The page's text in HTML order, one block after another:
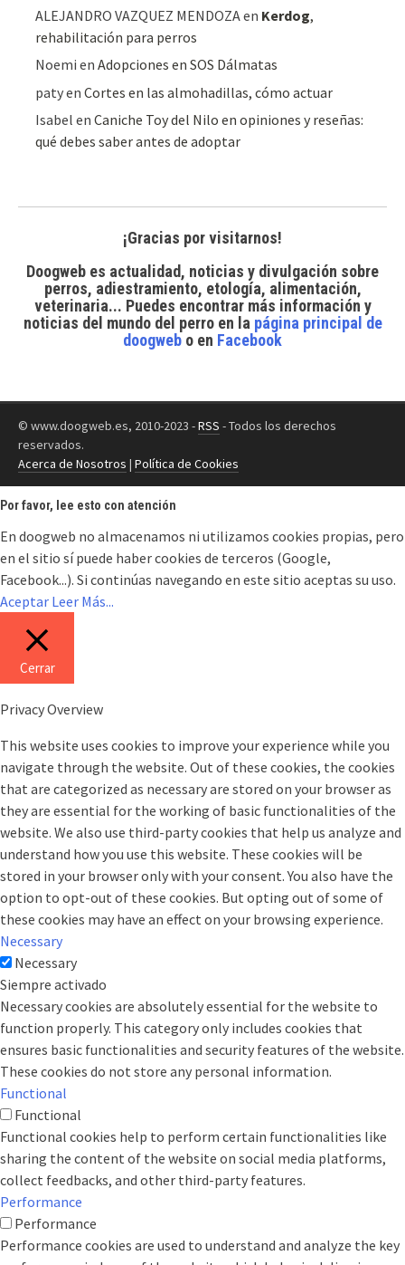
ALEJANDRO VAZQUEZ MENDOZAen Kerdog,
rehabilitación para perros
Noemi enAdopciones en SOS Dálmatas
patyenCortes en las almohadillas, cómo actuar
Isabel enCaniche Toy del Nilo en opiniones y reseñas:
qué debes saber antes de adoptar
¡Gracias por visitarnos!
Doogweb es actualidad, noticias y divulgación sobre
perros, adiestramiento, etología, alimentación,
veterinaria... Puedes encontrar más información y
noticias del mundo del perroen la página principal de
doogweb o en Facebook
© www.doogweb.es, 2010-2023 -RSS - Todos los derechos
reservados.
Acerca de Nosotros | Política de Cookies
Por favor, lee esto con atención
En doogweb no almacenamos ni utilizamos cookies propias, pero
en el sitio sí puede haber cookies de terceros (Google,
Facebook...). Si continúas navegando en este sitio aceptas su uso.
Aceptar Leer Más...
Cerrar
Privacy Overview
This website uses cookies to improve your experience while you
navigate through the website. Out of these cookies, the cookies
that are categorized as necessary are stored on your browser as
they are essential for the working of basic functionalities of the
website. We also use third-party cookies that help us analyze and
understand how you use this website. These cookies will be
stored in your browser only with your consent. You also have the
option to opt-out of these cookies. But opting out of some of
these cookies may have an effect on your browsing experience.
Necessary
Necessary
Siempre activado
Necessary cookies are absolutely essential for the website to
function properly. This category only includes cookies that
ensures basic functionalities and security features of the website.
These cookies do not store any personal information.
Functional
Functional
Functional cookies help to perform certain functionalities like
sharing the content of the website on social media platforms,
collect feedbacks, and other third-party features.
Performance
Performance
Performance cookies are used to understand and analyze the key